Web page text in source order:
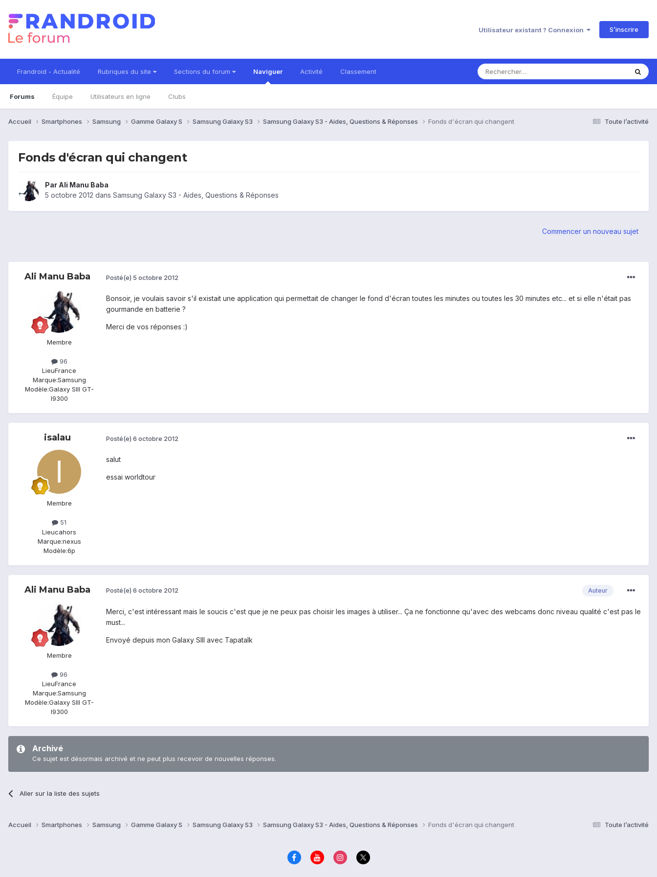
Utilisateur existant ? Connexion S’inscrire
Frandroid - Actualité Rubriques du site Sections du forum Naviguer
Forums Équipe Utilisateurs en ligne Clubs
Activité Classement
Toute l’activité
Accueil Smartphones Samsung Gamme Galaxy S Samsung Galaxy S3 Samsung Galaxy S3 - Aides, Questions & Réponses Fonds d'écran qui changent
Fonds d'écran qui changent
Par Ali Manu Baba
5 octobre 2012 dans Samsung Galaxy S3 - Aides, Questions & Réponses
Commencer un nouveau sujet
Ali Manu Baba
Membre
96
LieuFrance
Marque:Samsung
Modèle:Galaxy SIII GT-
I9300
Posté(e) 5 octobre 2012
Bonsoir, je voulais savoir s'il existait une application qui permettait de changer le fond d'écran toutes les minutes ou toutes les 30 minutes etc... et si elle n'était pas
gourmande en batterie ?
Merci de vos réponses :)
isalau
Membre
51
Lieucahors
Marque:nexus
Modèle:6p
Posté(e) 6 octobre 2012
salut
essai worldtour
Ali Manu Baba
Membre
96
LieuFrance
Marque:Samsung
Modèle:Galaxy SIII GT-
I9300
Auteur
Posté(e) 6 octobre 2012
Merci, c'est intéressant mais le soucis c'est que je ne peux pas choisir les images à utiliser... Ça ne fonctionne qu'avec des webcams donc niveau qualité c'est pas le
must...
Envoyé depuis mon Galaxy SIII avec Tapatalk
Archivé
Ce sujet est désormais archivé et ne peut plus recevoir de nouvelles réponses.
Aller sur la liste des sujets
Toute l’activité
Accueil Smartphones Samsung Gamme Galaxy S Samsung Galaxy S3 Samsung Galaxy S3 - Aides, Questions & Réponses Fonds d'écran qui changent